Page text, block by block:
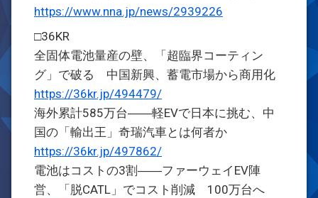
https://www.nna.jp/news/2939226
□36KR
全固体電池量産の壁、「超臨界コーティン
グ」で破る 中国新興、蓄電市場から商用化
https://36kr.jp/494479/
海外累計585万台――軽EVで日本に挑む、中
国の「輸出王」奇瑞汽車とは何者か
https://36kr.jp/497862/
電池はコストの3割――ファーウェイEV陣
営、「脱CATL」でコスト削減 100万台へ